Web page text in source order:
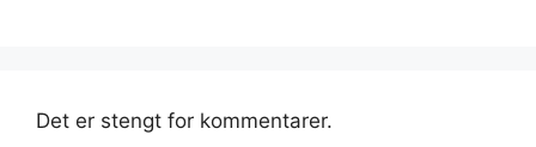
Det er stengt for kommentarer.